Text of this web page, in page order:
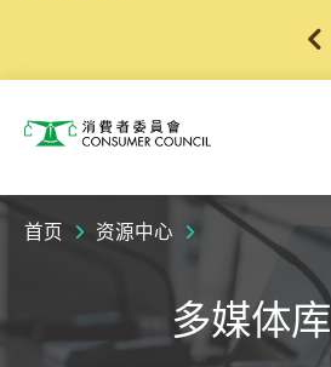
消费者委员会
首页 资源中心
多媒体库